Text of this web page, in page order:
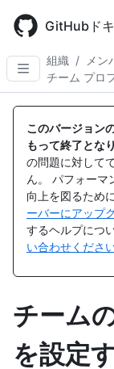
main
content
GitHubド
組織 / メン
チーム プロ
このバージョン
もって終了とな
の問題に対して
ん。 パフォーマ
向上を図るために
ーバーにアップ
するヘルプにつ
い合わせくださ
チーム
を設定